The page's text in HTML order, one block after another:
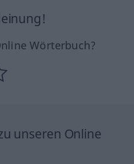
Wörterbuch?
unseren Online